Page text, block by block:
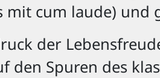
mit cum laude) und
der
den Spuren des